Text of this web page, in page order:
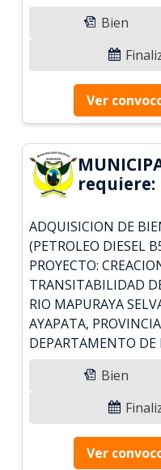
Bien
Ver
requiere:
ADQUISICION DE
(PETROLEO DIESEL
PROYECTO:
TRANSITABILIDAD
RIO MAPURAYA
AYAPATA,
DEPARTAMENTO
Bien
Ver